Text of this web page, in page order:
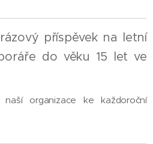
příspěvek na letní
do věku 15 let ve
naší organizace ke každoroční